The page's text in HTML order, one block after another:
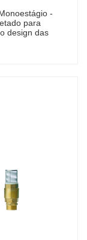
-
para
design das